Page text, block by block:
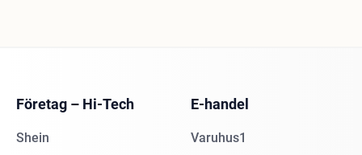
Företag – Hi-Tech
Shein
E-handel
Varuhus1